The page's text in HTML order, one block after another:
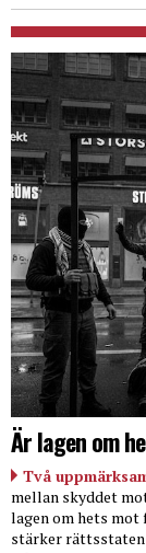
Är lagen om
Två
mellan skyddet
lagen om hets
stärker